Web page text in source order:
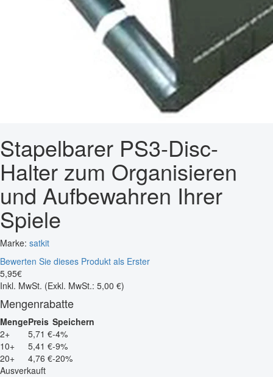
Stapelbarer PS3-Disc-
Halter zum Organisieren
und Aufbewahren Ihrer
Spiele
Marke: satkit
Bewerten Sie dieses Produkt als Erster
5,95€
Inkl. MwSt. (Exkl. MwSt.: 5,00 €)
Mengenrabatte
MengePreis Speichern
2+
5,71 €-4%
10+
5,41 €-9%
20+
4,76 €-20%
Ausverkauft